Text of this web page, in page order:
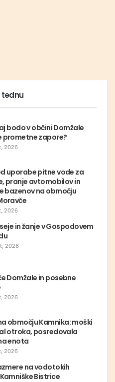
tednu
bodo v občini Domžale
prometne zapore?
2026
uporabe pitne vode za
pranje avtomobilov in
bazenov na območju
2026
seje in žanje v Gospodovem
2026
Domžale in posebne
2026
območju Kamnika: moški
otroka, posredovala
enota
2026
na vodotokih
Bistrice